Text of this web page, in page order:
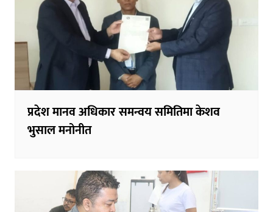
प्रदेश मानव अधिकार समन्वय समितिमा केशव
भुसाल मनोनीत